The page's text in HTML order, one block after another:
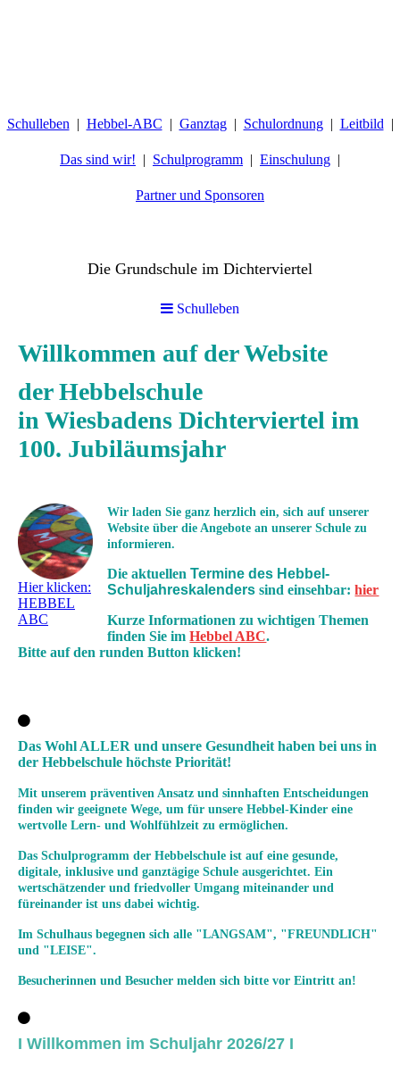
Schulleben Hebbel-ABC Ganztag Schulordnung Leitbild
Das sind wir! Schulprogramm Einschulung
Partner und Sponsoren
Die Grundschule im Dichterviertel
Schulleben
Willkommen auf der Website
der Hebbelschule
in Wiesbadens Dichterviertel im
100. Jubiläumsjahr
Hier klicken:
HEBBEL
ABC
Wir laden Sie ganz herzlich ein, sich auf unserer
Website über die Angebote an unserer Schule zu
informieren.
Die aktuellenTermine des Hebbel-
Schuljahreskalenders sind einsehbar:hier
Kurze Informationen zu wichtigen Themen
finden Sie imHebbel ABC.
Bitte auf den runden Button klicken!
Das Wohl ALLER und unsere Gesundheit haben bei uns in
der Hebbelschule höchste Priorität!
Mit unserem präventiven Ansatz und sinnhaften Entscheidungen
finden wir geeignete Wege, um für unsere Hebbel-Kinder eine
wertvolle Lern- und Wohlfühlzeit zu ermöglichen.
Das Schulprogramm der Hebbelschule ist auf eine gesunde,
digitale, inklusive und ganztägige Schule ausgerichtet. Ein
wertschätzender und friedvoller Umgang miteinander und
füreinander ist uns dabei wichtig.
Im Schulhaus begegnen sich alle "LANGSAM", "FREUNDLICH"
und "LEISE".
Besucherinnen und Besucher melden sich bitte vor Eintritt an!
I Willkommen im Schuljahr 2026/27 I